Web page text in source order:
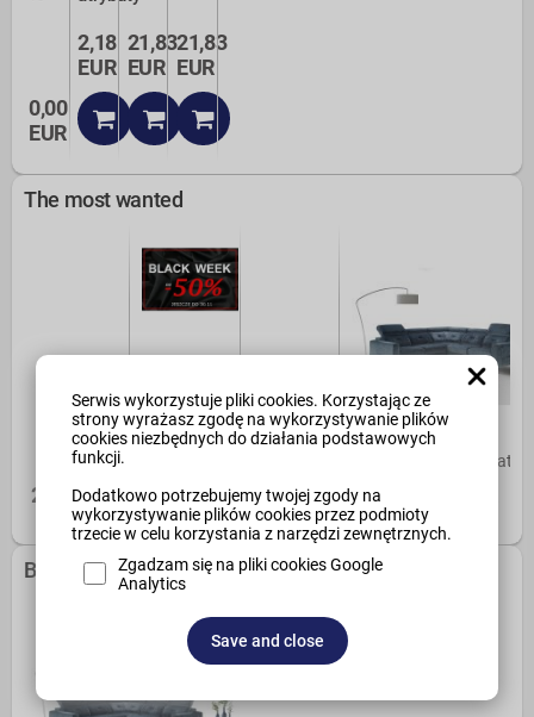
Serwis wykorzystuje pliki cookies. Korzystając ze
strony wyrażasz zgodę na wykorzystywanie plików
cookies niezbędnych do działania podstawowych
funkcji.
Dodatkowo potrzebujemy twojej zgody na
wykorzystywanie plików cookies przez podmioty
trzecie w celu korzystania z narzędzi zewnętrznych.
Zgadzam się na pliki cookies Google
Analytics
Save and close
0,00
EUR
2,18
EUR
21,83
EUR
21,83
EUR
The most wanted
test1test
21,83 EUR 21,83 EUR 0,00 EUR
Produkt - mieszane
Bestsellers